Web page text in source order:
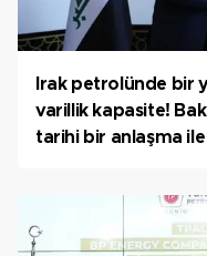
Irak petrolünde bir
varillik kapasite!
tarihi bir anlaşma